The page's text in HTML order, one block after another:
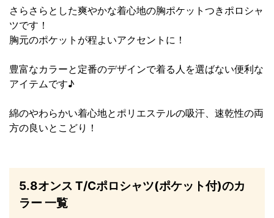
さらさらとした爽やかな着心地の胸ポケットつきポロシャ
ツです！
胸元のポケットが程よいアクセントに！
豊富なカラーと定番のデザインで着る人を選ばない便利な
アイテムです♪
綿のやわらかい着心地とポリエステルの吸汗、速乾性の両
方の良いとこどり！
5.8オンス T/Cポロシャツ(ポケット付)のカ
ラー 一覧